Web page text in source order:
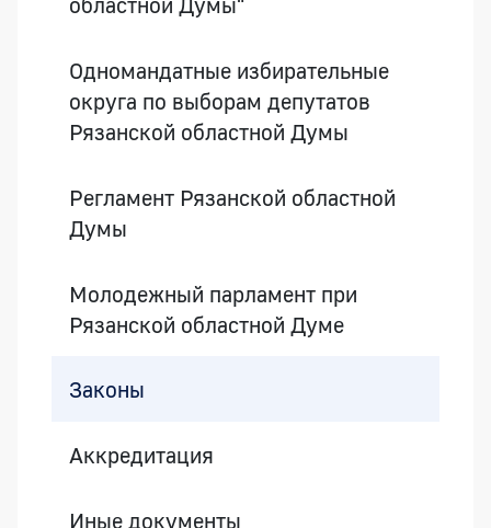
Одномандатные избирательные
округа по выборам депутатов
Рязанской областной Думы
Регламент Рязанской областной
Думы
Молодежный парламент при
Рязанской областной Думе
Законы
Аккредитация
Иные документы